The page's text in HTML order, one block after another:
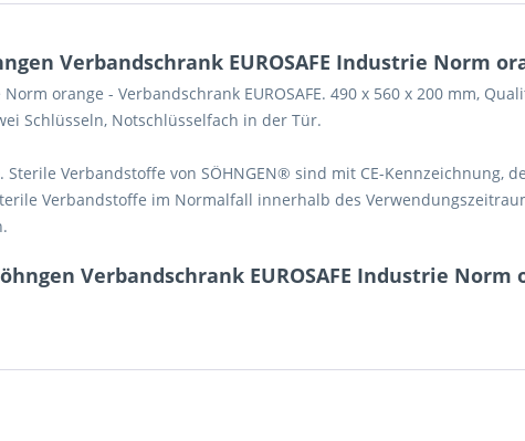
Verbandschrank EUROSAFE Industrie Norm
Norm orange - Verbandschrank EUROSAFE. 490 x 560 x 200 mm,
Schlüsseln, Notschlüsselfach in der Tür.
Sterile Verbandstoffe von SÖHNGEN® sind mit CE-
Verbandstoffe im Normalfall innerhalb des
Verbandschrank EUROSAFE Industrie Norm